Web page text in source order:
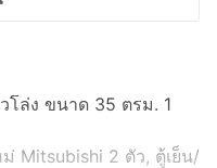
โล่ง ขนาด 35 ตรม. 1
Mitsubishi 2 ตัว, ตู้เย็น/